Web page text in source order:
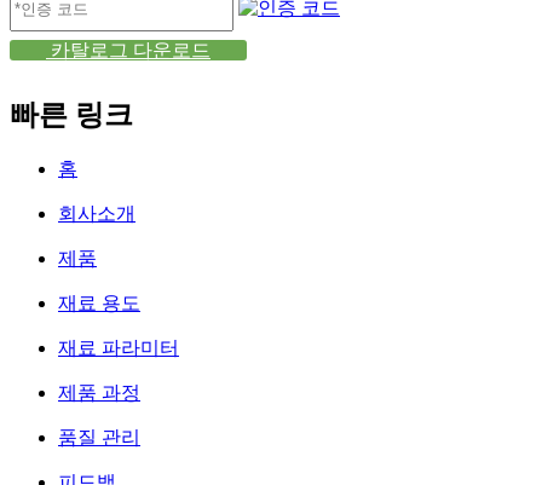
카탈로그 다운로드
빠른 링크
홈
회사소개
제품
재료 용도
재료 파라미터
제품 과정
품질 관리